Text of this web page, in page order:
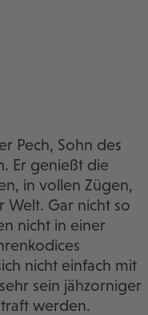
Pech, Sohn des
Er genießt die
in vollen Zügen,
Welt. Gar nicht so
nicht in einer
nicht einfach mit
sein jähzorniger
werden.